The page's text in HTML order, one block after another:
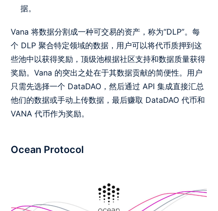
据。
Vana 将数据分割成一种可交易的资产，称为“DLP”。每
个 DLP 聚合特定领域的数据，用户可以将代币质押到这
些池中以获得奖励，顶级池根据社区支持和数据质量获得
奖励。Vana 的突出之处在于其数据贡献的简便性。用户
只需先选择一个 DataDAO，然后通过 API 集成直接汇总
他们的数据或手动上传数据，最后赚取 DataDAO 代币和
VANA 代币作为奖励。
Ocean Protocol